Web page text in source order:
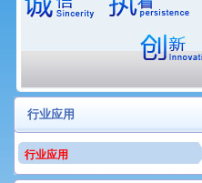
行业应用
行业应用